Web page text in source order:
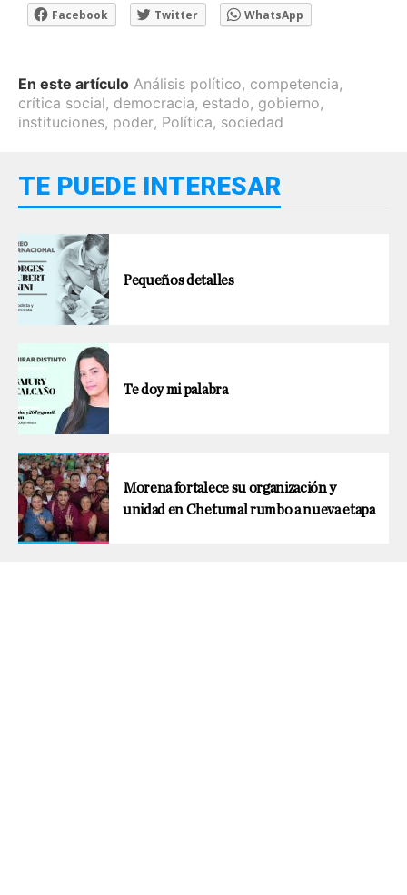
Facebook Twitter WhatsApp
En este artículo Análisis político, competencia,
crítica social, democracia, estado, gobierno,
instituciones, poder, Política, sociedad
TE PUEDE INTERESAR
Pequeños detalles
Te doy mi palabra
Morena fortalece su organización y
unidad en Chetumal rumbo a nueva etapa